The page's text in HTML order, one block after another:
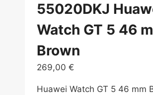
55020DKJ
Watch GT 5 46
Brown
269,00 €
Huawei Watch GT 5 46 mm